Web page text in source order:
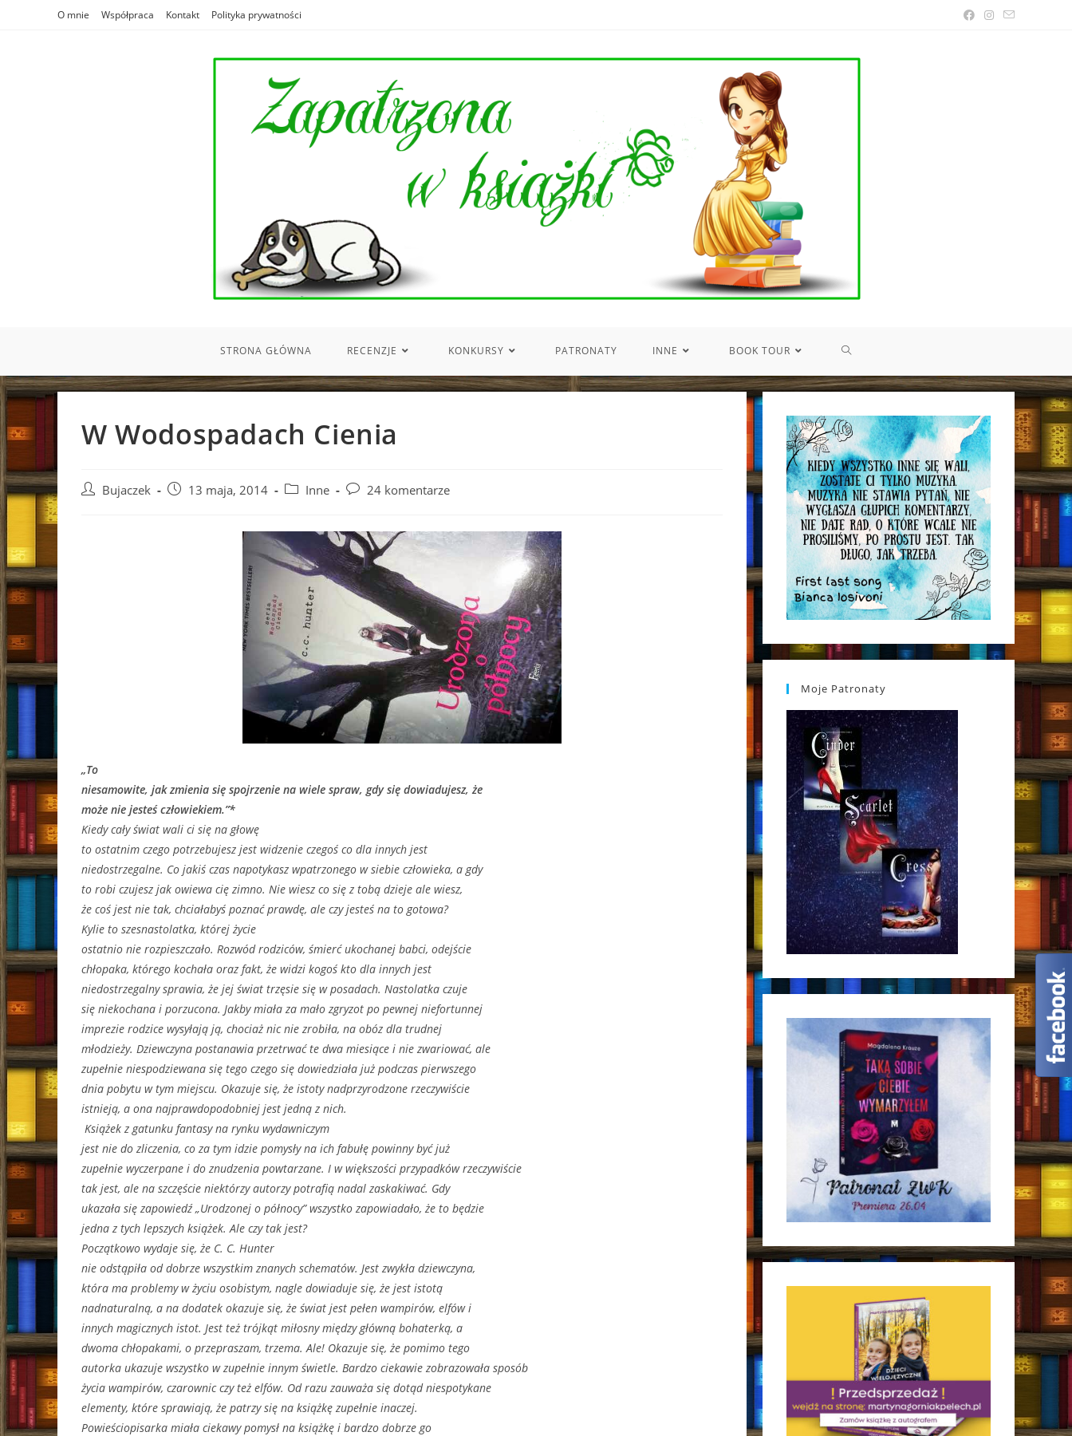
O mnie Współpraca Kontakt Polityka prywatności
STRONA GŁÓWNA RECENZJE KONKURSY PATRONATY INNE BOOK TOUR TOGGLE
SEARCH
W Wodospadach Cienia
Post Bujaczek
Post 13 maja, 2014
Post Inne
Post 24 komentarze
„To
niesamowite, jak zmienia się spojrzenie na wiele spraw, gdy się dowiadujesz, że
może nie jesteś człowiekiem.”*
Kiedy cały świat wali ci się na głowę
to ostatnim czego potrzebujesz jest widzenie czegoś co dla innych jest
niedostrzegalne. Co jakiś czas napotykasz wpatrzonego w siebie człowieka, a gdy
to robi czujesz jak owiewa cię zimno. Nie wiesz co się z tobą dzieje ale wiesz,
że coś jest nie tak, chciałabyś poznać prawdę, ale czy jesteś na to gotowa?
Kylie to szesnastolatka, której życie
ostatnio nie rozpieszczało. Rozwód rodziców, śmierć ukochanej babci, odejście
chłopaka, którego kochała oraz fakt, że widzi kogoś kto dla innych jest
niedostrzegalny sprawia, że jej świat trzęsie się w posadach. Nastolatka czuje
się niekochana i porzucona. Jakby miała za mało zgryzot po pewnej niefortunnej
imprezie rodzice wysyłają ją, chociaż nic nie zrobiła, na obóz dla trudnej
młodzieży. Dziewczyna postanawia przetrwać te dwa miesiące i nie zwariować, ale
zupełnie niespodziewana się tego czego się dowiedziała już podczas pierwszego
dnia pobytu w tym miejscu. Okazuje się, że istoty nadprzyrodzone rzeczywiście
istnieją, a ona najprawdopodobniej jest jedną z nich.
Książek z gatunku fantasy na rynku wydawniczym
jest nie do zliczenia, co za tym idzie pomysły na ich fabułę powinny być już
zupełnie wyczerpane i do znudzenia powtarzane. I w większości przypadków rzeczywiście
tak jest, ale na szczęście niektórzy autorzy potrafią nadal zaskakiwać. Gdy
ukazała się zapowiedź „Urodzonej o północy” wszystko zapowiadało, że to będzie
jedna z tych lepszych książek. Ale czy tak jest?
Początkowo wydaje się, że C. C. Hunter
nie odstąpiła od dobrze wszystkim znanych schematów. Jest zwykła dziewczyna,
która ma problemy w życiu osobistym, nagle dowiaduje się, że jest istotą
nadnaturalną, a na dodatek okazuje się, że świat jest pełen wampirów, elfów i
innych magicznych istot. Jest też trójkąt miłosny między główną bohaterką, a
dwoma chłopakami, o przepraszam, trzema. Ale! Okazuje się, że pomimo tego
autorka ukazuje wszystko w zupełnie innym świetle. Bardzo ciekawie zobrazowała sposób
życia wampirów, czarownic czy też elfów. Od razu zauważa się dotąd niespotykane
elementy, które sprawiają, że patrzy się na książkę zupełnie inaczej.
Powieściopisarka miała ciekawy pomysł na książkę i bardzo dobrze go
Moje Patronaty